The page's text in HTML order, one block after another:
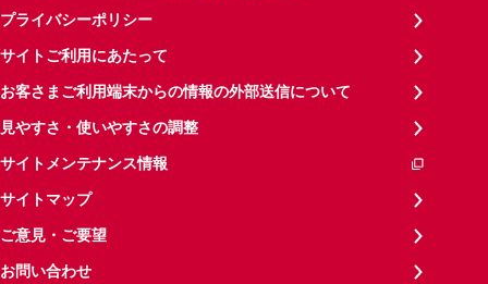
プライバシーポリシー
サイトご利用にあたって
お客さまご利用端末からの情報の外部送信について
見やすさ・使いやすさの調整
サイトメンテナンス情報
サイトマップ
ご意見・ご要望
お問い合わせ